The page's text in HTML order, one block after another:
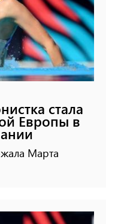
стала
Европы в
Марта